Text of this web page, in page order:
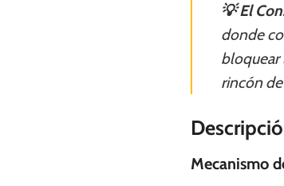
💡 El
donde
bloquear
rincón
Mecanismo